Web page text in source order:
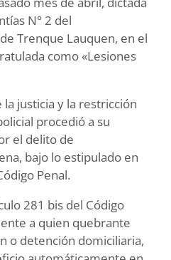
N° 2 del
Trenque Lauquen, en el
como «Lesiones
justicia y la restricción
procedió a su
el delito de
bajo lo estipulado en
Penal.
281 bis del Código
a quien quebrante
o detención domiciliaria,